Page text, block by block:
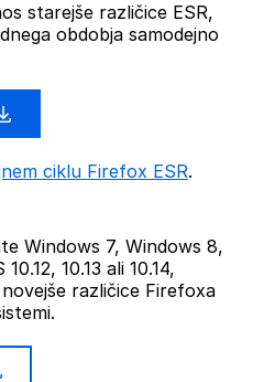
starejše različice ESR,
obdobja samodejno
ciklu Firefox ESR.
Windows 7, Windows 8,
10.13 ali 10.14,
novejše različice Firefoxa